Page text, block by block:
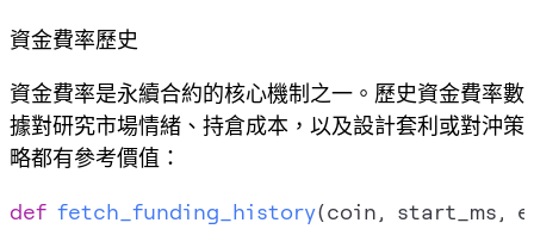
資金費率歷史
資金費率是永續合約的核心機制之一。歷史資金費率數
據對研究市場情緒、持倉成本，以及設計套利或對沖策
略都有參考價值：
def fetch_funding_history(coin, start_ms,